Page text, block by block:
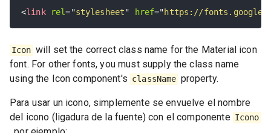
<link rel="stylesheet" href="https://
Icon will set the correct class name for the Material icon
font. For other fonts, you must supply the class name
using the Icon component's className property.
Para usar un icono, simplemente se envuelve el nombre
del icono (ligadura de la fuente) con el componente Icono